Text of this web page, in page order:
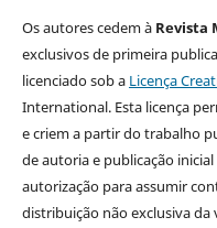
Os autores cedem à Revista
exclusivos de primeira
licenciado sob a Licença
International. Esta licença
e criem a partir do trabalho
de autoria e publicação
autorização para assumir
distribuição não exclusiva